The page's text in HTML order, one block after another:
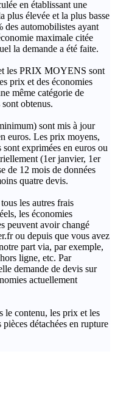
en établissant une
plus élevée et la plus basse
des automobilistes ayant
maximale citée
la demande a été faite.
les PRIX MOYENS sont
prix et des économies
même catégorie de
obtenus.
sont mis à jour
euros. Les prix moyens,
exprimées en euros ou
(1er janvier, 1er
de 12 mois de données
quatre devis.
les autres frais
les économies
peuvent avoir changé
ou depuis que vous avez
part via, par exemple,
ligne, etc. Par
demande de devis sur
actuellement
le contenu, les prix et les
détachées en rupture